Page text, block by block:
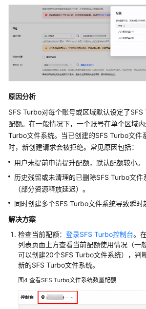
Turbo
状
态
挂
载
两
种
服
器
系
统
的
SFS
Turbo
件
系
统
原因分析
SFS Turbo对每个账号或区域默认设定了
配额。在一般情况下，一个账号在单个区域
Turbo文件系统。当已创建的SFS Turbo文件
时，新创建请求会被拒绝。常见原因包括：
用户未提前申请提升配额，默认配额较小。
历史残留或未清理的已删除SFS Turbo文件
（部分资源释放延迟）。
同时创建多个SFS Turbo文件系统导致瞬时
解决方案
检查当前配额： 登录SFS Turbo控制台。
列表页面上方查看当前配额使用情况（一
可以创建20个SFS Turbo文件系统），判
新的SFS Turbo文件系统。
图4 查看SFS Turbo文件系统数量配额